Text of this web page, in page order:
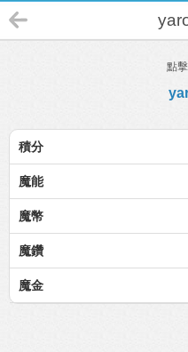
點
積分
魔能
魔幣
魔鑽
魔金